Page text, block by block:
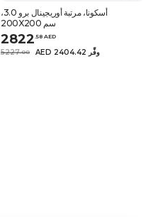
أسكونا، مرتبة أوريجينال برو 3.0،
200X200 سم
2822.58 AED
5227.00 AED 2404.42 وفِّر